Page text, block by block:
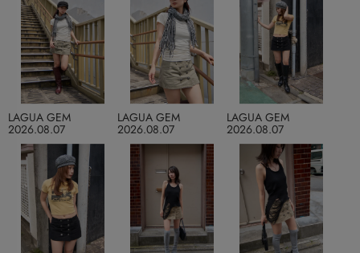
2026.08.07
LAGUA GEM
2026.08.07
LAGUA GEM
2026.08.07
LAGUA GEM